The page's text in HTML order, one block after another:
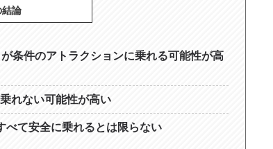
結論
条件のアトラクションに乗れる可能性が高
れない可能性が高い
べて安全に乗れるとは限らない